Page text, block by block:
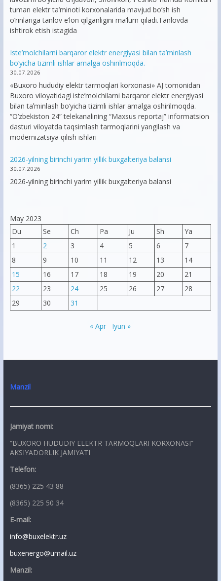
tuman elektr ta’minoti korxonalarida mavjud bo’sh ish
o’rinlariga tanlov e’lon qilganligini ma’lum qiladi.Tanlovda
ishtirok etish istagida
Isteʼmolchilarni barqaror elektr energiyasi bilan taʼminlash
bo‘yicha tizimli ishlar amalga oshirilmoqda.
30.07.2026
«Buxoro hududiy elektr tarmoqlari korxonasi» AJ tomonidan
Buxoro viloyatidagi isteʼmolchilarni barqaror elektr energiyasi
bilan taʼminlash bo‘yicha tizimli ishlar amalga oshirilmoqda.
“O’zbekiston 24” telekanalining “Maxsus reportaj” informatsion
dasturi viloyatda taqsimlash tarmoqlarini yangilash va
modernizatsiya qilish ishlari
2026-yilning birinchi yarim yillik buxgalteriya balansi
30.07.2026
2026-yilning birinchi yarim yillik buxgalteriya balansi
May 2023
Du
Se Ch Pa Ju Sh
Ya
1
2 3 4 5 6
7
8
9 10 11 12 13
14
15
16 17 18 19 20
21
22
23 24 25 26 27
28
29
30 31
« Apr Iyun »
Manzil
Jamiyat nomi:
“BUXORO HUDUDIY ELEKTR TARMOQLARI KORXONASI”
AKSIYADORLIK JAMIYATI
Telefon:
(8365) 225 43 88
(8365) 225 50 34
E-mail:
info@buxelektr.uz
buxenergo@umail.uz
Manzil: